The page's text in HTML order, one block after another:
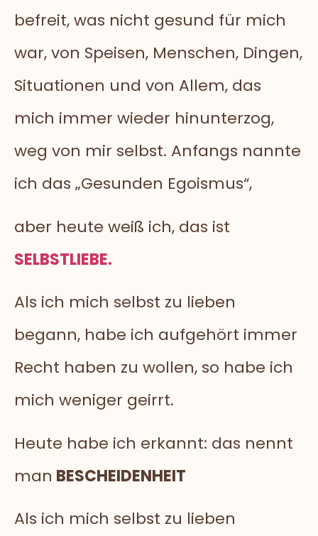
befreit, was nicht gesund für mich
war, von Speisen, Menschen, Dingen,
Situationen und von Allem, das
mich immer wieder hinunterzog,
weg von mir selbst. Anfangs nannte
ich das „Gesunden Egoismus“,
aber heute weiß ich, das ist
SELBSTLIEBE.
Als ich mich selbst zu lieben
begann, habe ich aufgehört immer
Recht haben zu wollen, so habe ich
mich weniger geirrt.
Heute habe ich erkannt: das nennt
man BESCHEIDENHEIT
Als ich mich selbst zu lieben